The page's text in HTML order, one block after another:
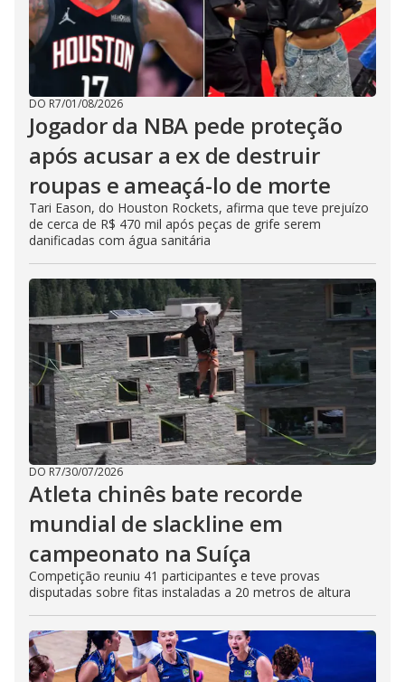
DO R7/01/08/2026
Jogador da NBA pede proteção
após acusar a ex de destruir
roupas e ameaçá-lo de morte
Tari Eason, do Houston Rockets, afirma que teve prejuízo
de cerca de R$ 470 mil após peças de grife serem
danificadas com água sanitária
DO R7/30/07/2026
Atleta chinês bate recorde
mundial de slackline em
campeonato na Suíça
Competição reuniu 41 participantes e teve provas
disputadas sobre fitas instaladas a 20 metros de altura